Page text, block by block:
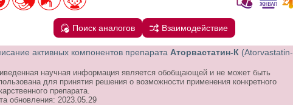
Поиск аналогов Взаимодействие
активных компонентов препарата Аторвастатин-К (Atorvastatin-
научная информация является обобщающей и не может быть
для принятия решения о возможности применения конкретного
препарата.
обновления: 2023.05.29